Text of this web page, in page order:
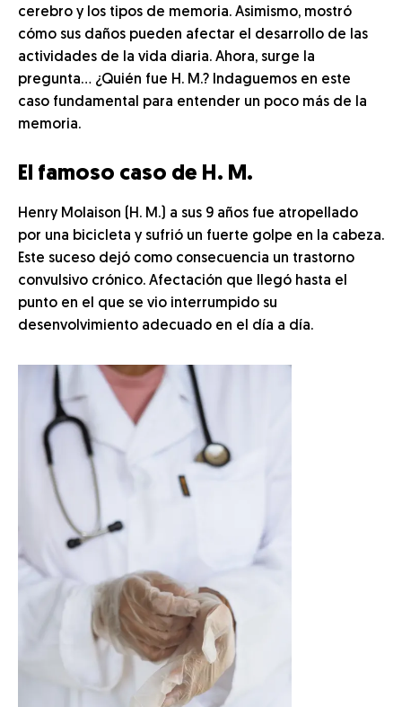
cerebro y los tipos de memoria. Asimismo, mostró
cómo sus daños pueden afectar el desarrollo de las
actividades de la vida diaria. Ahora, surge la
pregunta… ¿Quién fue H. M.? Indaguemos en este
caso fundamental para entender un poco más de la
memoria.
El famoso caso de H. M.
Henry Molaison (H. M.) a sus 9 años fue atropellado
por una bicicleta y sufrió un fuerte golpe en la cabeza.
Este suceso dejó como consecuencia un trastorno
convulsivo crónico. Afectación que llegó hasta el
punto en el que se vio interrumpido su
desenvolvimiento adecuado en el día a día.